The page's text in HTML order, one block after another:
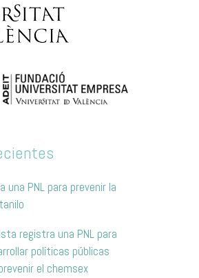
una PNL para prevenir la
registra una PNL para
políticas públicas
el chemsex